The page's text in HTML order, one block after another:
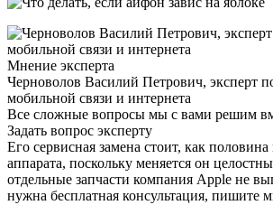
Мнение эксперта
Черноволов Василий Петрович, эксперт
мобильной связи и интернета
Все сложные вопросы мы с вами решим
Задать вопрос эксперту
Его сервисная замена стоит, как
аппарата, поскольку меняется он
отдельные запчасти компания Apple не
нужна бесплатная консультация, пишите